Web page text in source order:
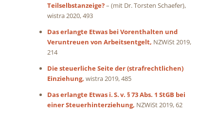
Teilselbstanzeige?– (mit Dr. Torsten Schaefer),
wistra 2020, 493
Das erlangte Etwas bei Vorenthalten und
Veruntreuen von Arbeitsentgelt, NZWiSt 2019,
214
Die steuerliche Seite der (strafrechtlichen)
Einziehung, wistra 2019, 485
Das erlangte Etwas i. S. v. § 73 Abs. 1 StGB bei
einer Steuerhinterziehung, NZWiSt 2019, 62